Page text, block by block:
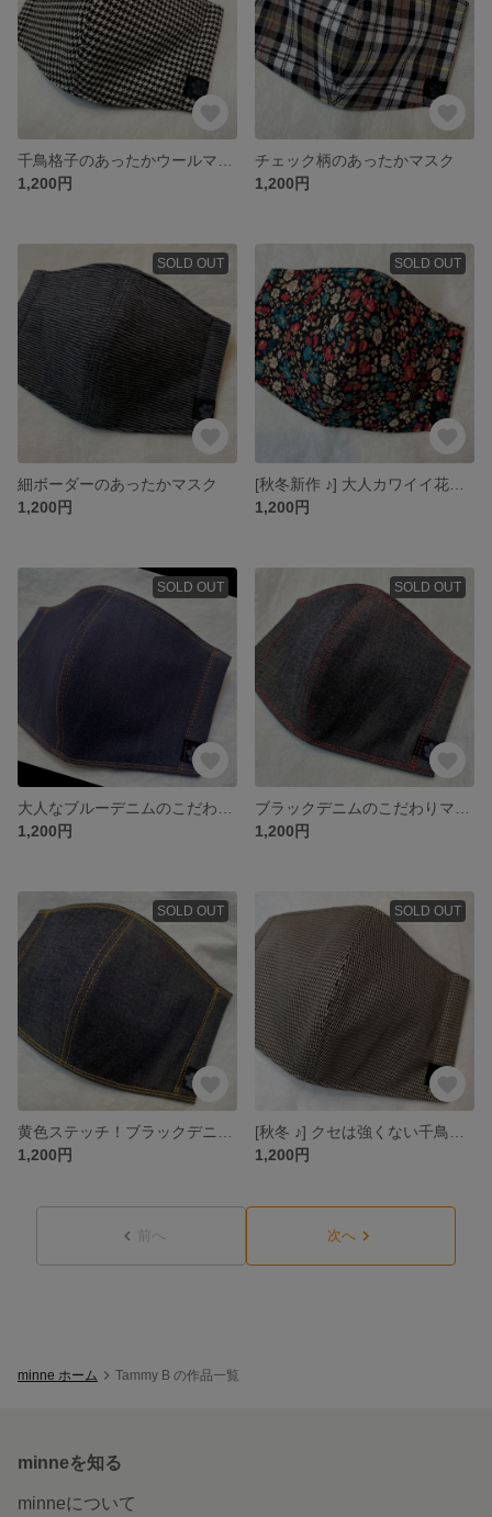
1,200円
チェック柄のあったかマスク
1,200円
SOLD OUT
細ボーダーのあったかマスク
1,200円
SOLD OUT
1,200円
SOLD OUT
1,200円
SOLD OUT
1,200円
SOLD OUT
1,200円
SOLD OUT
1,200円
前へ 次へ
minne ホーム Tammy B の作品一覧
minneを知る
minneについて